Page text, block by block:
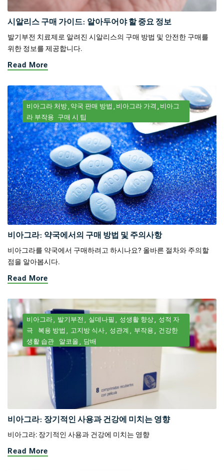
시알리스 구매 가이드: 알아두어야 할 중요 정보
발기부전 치료제로 알려진 시알리스의 구매 방법 및 안전한 구매를
위한 정보를 제공합니다.
Read More
비아그라 처방 약국 판매 방법 비아그라 가격
비아그
라 부작용 구매 시 팁
비아그라: 약국에서의 구매 방법 및 주의사항
비아그라를 약국에서 구매하려고 하시나요? 올바른 절차와 주의할
점을 알아봅시다.
Read More
비아그라 발기부전 실데나필 성생활 향상
성적 자
극
복용 방법 고지방 식사 성관계 부작용
건강한
생활 습관
알코올 담배
비아그라: 장기적인 사용과 건강에 미치는 영향
비아그라: 장기적인 사용과 건강에 미치는 영향
Read More